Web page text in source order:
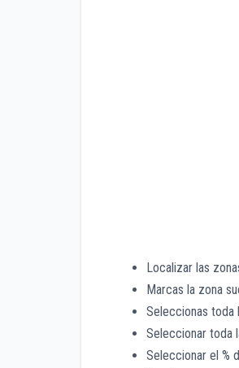
Localizar las
Marcas la zona
Seleccionas toda
Seleccionar toda
Seleccionar el %